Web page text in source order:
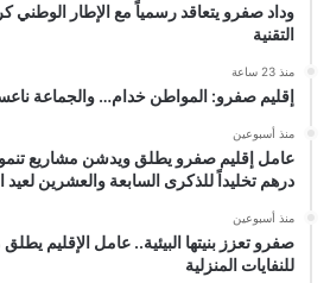
وداد صفرو يتعاقد رسمياً مع الإطار الوطني
التقنية
منذ 23 ساعة
إقليم صفرو: المواطن خدام… والجماعة
منذ أسبوعين
درهم تخليداً للذكرى السابعة والعشرين
منذ أسبوعين
صفرو تعزز بنيتها البيئية.. عامل الإقليم
للنفايات المنزلية